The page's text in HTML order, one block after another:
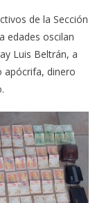
de la Sección
edades oscilan
Luis Beltrán, a
apócrifa, dinero